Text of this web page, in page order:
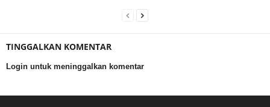
TINGGALKAN KOMENTAR
Login untuk meninggalkan komentar